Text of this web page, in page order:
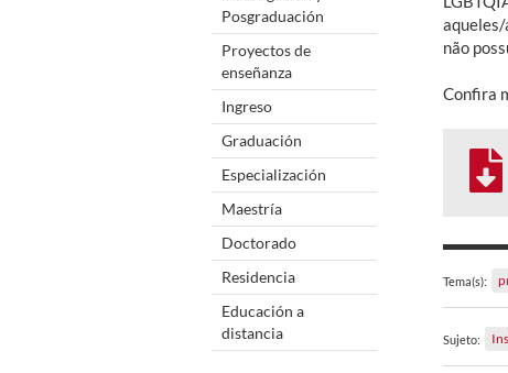
Posgraduación
Proyectos de
enseñanza
Ingreso
Graduación
Especialización
Maestría
Doctorado
Residencia
Educación a
distancia
aqueles/
não
Confira
Tema(s):
Sujeto: